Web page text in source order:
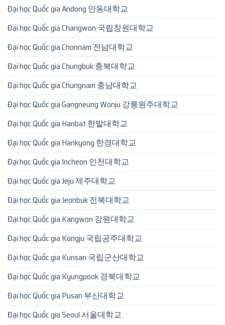
Đại học Quốc gia Andong 안동대학교
Đại học Quốc gia Changwon 국립창원대학교
Đại học Quốc gia Chonnam 전남대학교
Đại học Quốc gia Chungbuk 충북대학교
Đại học Quốc gia Chungnam 충남대학교
Đại học Quốc gia Gangneung Wonju 강릉원주대학교
Đại học Quốc gia Hanbat 한밭대학교
Đại học Quốc gia Hankyong 한경대학교
Đại học Quốc gia Incheon 인천대학교
Đại học Quốc gia Jeju 제주대학교
Đại học Quốc gia Jeonbuk 전북대학교
Đại học Quốc gia Kangwon 강원대학교
Đại học Quốc gia Kongju 국립공주대학교
Đại học Quốc gia Kunsan 국립군산대학교
Đại học Quốc gia Kyungpook 경북대학교
Đại học Quốc gia Pusan 부산대학교
Đại học Quốc gia Seoul 서울대학교